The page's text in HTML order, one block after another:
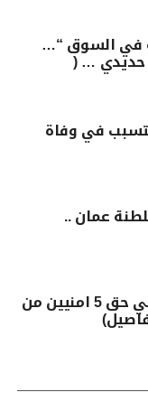
في السوق “…
… (
في وفاة
عمان ..
ابطاقة ايداع بالسجن في حق 5 امنيين من